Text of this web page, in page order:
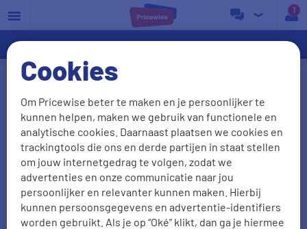
Cookies
Om Pricewise beter te maken en je persoonlijker te
kunnen helpen, maken we gebruik van functionele en
analytische cookies. Daarnaast plaatsen we cookies en
trackingtools die ons en derde partijen in staat stellen
om jouw internetgedrag te volgen, zodat we
advertenties en onze communicatie naar jou
persoonlijker en relevanter kunnen maken. Hierbij
kunnen persoonsgegevens en advertentie-identifiers
worden gebruikt. Als je op “Oké” klikt, dan ga je hiermee
a
vergelijken
We waarderen het als onze klanten vertellen wat ze
van ons vinden. We zijn trots op wat we doen. Maar
ook kritiek is welkom: daar leren we van! Zo
kunnen we je in de toekomst alleen maar beter van
dienst zijn. Hieronder lees je7561 ervaringen van